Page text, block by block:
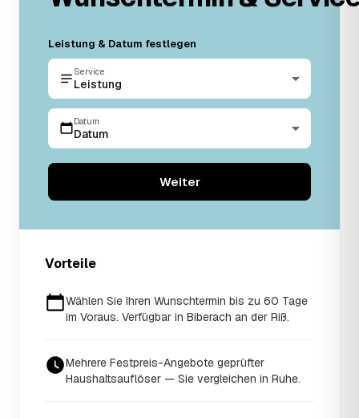
Leistung & Datum festlegen
Service
Leistung
Datum
Datum
Weiter
Vorteile
Wählen Sie Ihren Wunschtermin bis zu 60 Tage
im Voraus. Verfügbar in Biberach an der Riß.
Mehrere Festpreis-Angebote geprüfter
Haushaltsauflöser — Sie vergleichen in Ruhe.